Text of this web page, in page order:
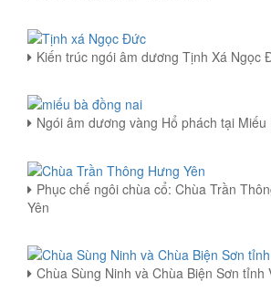
Kiến trúc ngói âm dương Tịnh Xá Ngọc
Ngói âm dương vàng Hổ phách tại
Phục chế ngôi chùa cổ: Chùa Trần
Yên
Chùa Sùng Ninh và Chùa Biện Sơn tỉnh